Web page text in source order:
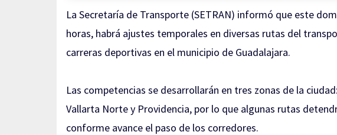
La Secretaría de Transporte (SETRAN) informó que este
horas, habrá ajustes temporales en diversas rutas del
carreras deportivas en el municipio de Guadalajara.
Las competencias se desarrollarán en tres zonas de la
Vallarta Norte y Providencia, por lo que algunas rutas
conforme avance el paso de los corredores.